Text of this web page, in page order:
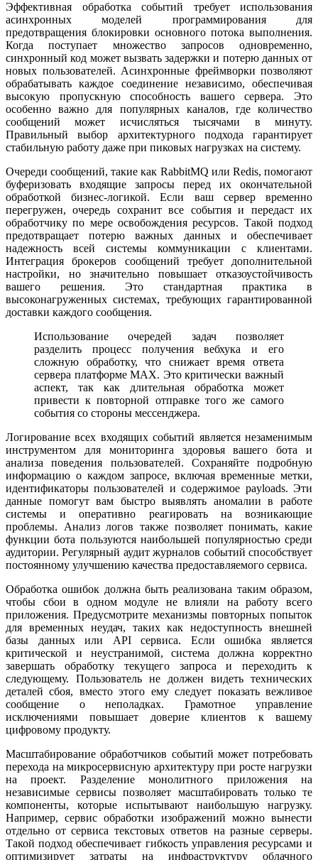
Эффективная обработка событий требует использования
асинхронных моделей программирования для
предотвращения блокировки основного потока выполнения.
Когда поступает множество запросов одновременно,
синхронный код может вызвать задержки и потерю данных от
новых пользователей. Асинхронные фреймворки позволяют
обрабатывать каждое соединение независимо, обеспечивая
высокую пропускную способность вашего сервера. Это
особенно важно для популярных каналов, где количество
сообщений может исчисляться тысячами в минуту.
Правильный выбор архитектурного подхода гарантирует
стабильную работу даже при пиковых нагрузках на систему.
Очереди сообщений, такие как RabbitMQ или Redis, помогают
буферизовать входящие запросы перед их окончательной
обработкой бизнес-логикой. Если ваш сервер временно
перегружен, очередь сохранит все события и передаст их
обработчику по мере освобождения ресурсов. Такой подход
предотвращает потерю важных данных и обеспечивает
надежность всей системы коммуникации с клиентами.
Интеграция брокеров сообщений требует дополнительной
настройки, но значительно повышает отказоустойчивость
вашего решения. Это стандартная практика в
высоконагруженных системах, требующих гарантированной
доставки каждого сообщения.
Использование очередей задач позволяет
разделить процесс получения вебхука и его
сложную обработку, что снижает время ответа
сервера платформе MAX. Это критически важный
аспект, так как длительная обработка может
привести к повторной отправке того же самого
события со стороны мессенджера.
Логирование всех входящих событий является незаменимым
инструментом для мониторинга здоровья вашего бота и
анализа поведения пользователей. Сохраняйте подробную
информацию о каждом запросе, включая временные метки,
идентификаторы пользователей и содержимое payloads. Эти
данные помогут вам быстро выявлять аномалии в работе
системы и оперативно реагировать на возникающие
проблемы. Анализ логов также позволяет понимать, какие
функции бота пользуются наибольшей популярностью среди
аудитории. Регулярный аудит журналов событий способствует
постоянному улучшению качества предоставляемого сервиса.
Обработка ошибок должна быть реализована таким образом,
чтобы сбои в одном модуле не влияли на работу всего
приложения. Предусмотрите механизмы повторных попыток
для временных неудач, таких как недоступность внешней
базы данных или API сервиса. Если ошибка является
критической и неустранимой, система должна корректно
завершать обработку текущего запроса и переходить к
следующему. Пользователь не должен видеть технических
деталей сбоя, вместо этого ему следует показать вежливое
сообщение о неполадках. Грамотное управление
исключениями повышает доверие клиентов к вашему
цифровому продукту.
Масштабирование обработчиков событий может потребовать
перехода на микросервисную архитектуру при росте нагрузки
на проект. Разделение монолитного приложения на
независимые сервисы позволяет масштабировать только те
компоненты, которые испытывают наибольшую нагрузку.
Например, сервис обработки изображений можно вынести
отдельно от сервиса текстовых ответов на разные серверы.
Такой подход обеспечивает гибкость управления ресурсами и
оптимизирует затраты на инфраструктуру облачного